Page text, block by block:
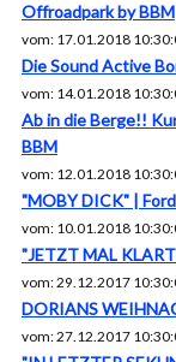
Offroadpark by BBM
vom: 17.01.2018
Die Sound Active
vom: 14.01.2018
Ab in die Berge!!
BBM
vom: 12.01.2018
"MOBY DICK" |
vom: 10.01.2018
"JETZT MAL
vom: 29.12.2017
DORIANS
vom: 27.12.2017